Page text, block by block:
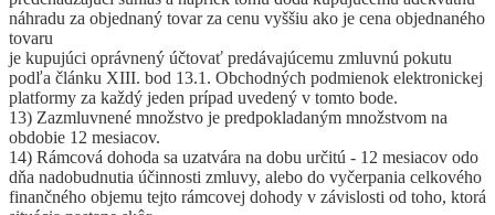
náhradu za objednaný tovar za cenu vyššiu ako je cena objednaného
tovaru
je kupujúci oprávnený účtovať predávajúcemu zmluvnú pokutu
podľa článku XIII. bod 13.1. Obchodných podmienok elektronickej
platformy za každý jeden prípad uvedený v tomto bode.
13) Zazmluvnené množstvo je predpokladaným množstvom na
obdobie 12 mesiacov.
14) Rámcová dohoda sa uzatvára na dobu určitú - 12 mesiacov odo
dňa nadobudnutia účinnosti zmluvy, alebo do vyčerpania celkového
finančného objemu tejto rámcovej dohody v závislosti od toho, ktorá